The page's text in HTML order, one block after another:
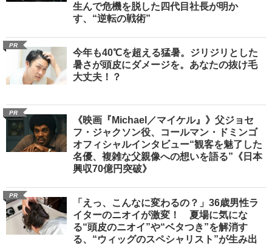
生んで危機を脱した四代目社長が明か
す、“逆転の戦術”
PR
今年も40℃を超える猛暑。ジリジリとした
暑さが頭皮にダメージを。あなたの抜け毛
大丈夫！？
PR
《映画『Michael／マイケル』》父ジョセ
フ・ジャクソン役、コールマン・ドミンゴ
オフィシャルインタビュー“観客を魅了した
名優、複雑な父親像への想いを語る”《日本
興収70億円突破》
PR
「えっ、こんなに変わるの？」36歳男性ラ
イターのニオイが激変！ 夏場に気にな
る“頭皮のニオイ”や“ベタつき”を解消す
る、“ウィッグのスペシャリスト”が生み出